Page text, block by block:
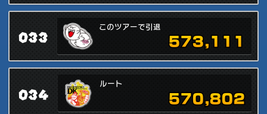
033
このツアーで引退
573,111
034
ルート
570,802